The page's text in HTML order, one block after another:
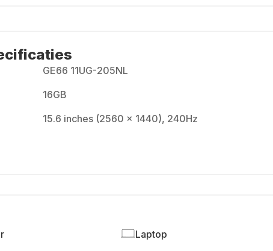
GE66 11UG-205NL
16GB
15.6 inches (2560 x 1440), 240Hz
Laptop